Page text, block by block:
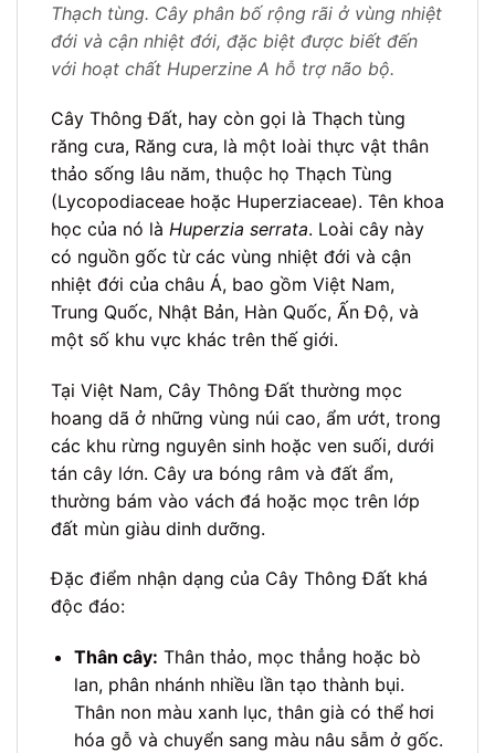
Thạch tùng. Cây phân bố rộng rãi ở vùng nhiệt
đới và cận nhiệt đới, đặc biệt được biết đến
với hoạt chất Huperzine A hỗ trợ não bộ.
Cây Thông Đất, hay còn gọi là Thạch tùng
răng cưa, Răng cưa, là một loài thực vật thân
thảo sống lâu năm, thuộc họ Thạch Tùng
(Lycopodiaceae hoặc Huperziaceae). Tên khoa
học của nó là Huperzia serrata. Loài cây này
có nguồn gốc từ các vùng nhiệt đới và cận
nhiệt đới của châu Á, bao gồm Việt Nam,
Trung Quốc, Nhật Bản, Hàn Quốc, Ấn Độ, và
một số khu vực khác trên thế giới.
Tại Việt Nam, Cây Thông Đất thường mọc
hoang dã ở những vùng núi cao, ẩm ướt, trong
các khu rừng nguyên sinh hoặc ven suối, dưới
tán cây lớn. Cây ưa bóng râm và đất ẩm,
thường bám vào vách đá hoặc mọc trên lớp
đất mùn giàu dinh dưỡng.
Đặc điểm nhận dạng của Cây Thông Đất khá
độc đáo:
Thân cây: Thân thảo, mọc thẳng hoặc bò
lan, phân nhánh nhiều lần tạo thành bụi.
Thân non màu xanh lục, thân già có thể hơi
hóa gỗ và chuyển sang màu nâu sẫm ở gốc.